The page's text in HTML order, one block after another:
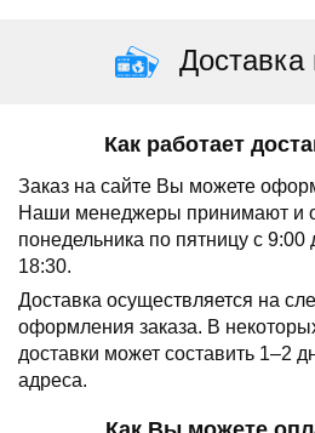
Доставка
Как работает
Заказ на сайте Вы можете
Наши менеджеры принимают и
понедельника по пятницу с 9:00
18:30.
Доставка осуществляется на
оформления заказа. В
доставки может составить 1–2
адреса.